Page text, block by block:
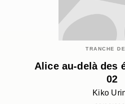
TRANCHE
Alice au-delà des
02
Kiko